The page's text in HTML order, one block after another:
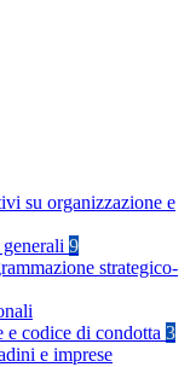
su organizzazione e
9
strategico-
codice di condotta 3
e imprese